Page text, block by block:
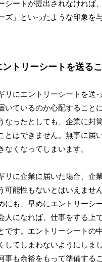
シートが提出されなければ
ズ」といったような印象を
ントリーシートを送る
リにエントリーシートを送
いているのか心配すること
なったとしても、企業に封
とはできません。無事に届
なくなってしまいます。
リに企業に届いた場合、企
可能性もないとはいえませ
にも、早めにエントリーシ
人になれば、仕事をする上
です。エントリーシートの
してしまわないようにしま
事も余裕をもって準備する